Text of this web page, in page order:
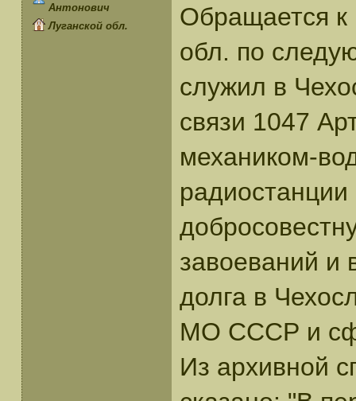
Антонович
Луганской обл.
Обращается к
обл. по
служил в
связи 1047
механиком-
завоеваний и
долга в
МО СССР и
Из архивной